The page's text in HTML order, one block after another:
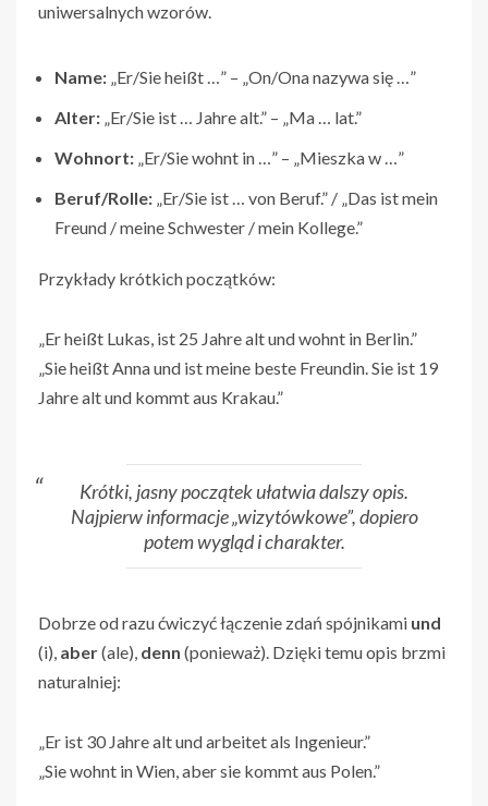
uniwersalnych wzorów.
Name: „Er/Sie heißt …” – „On/Ona nazywa się …”
Alter: „Er/Sie ist … Jahre alt.” – „Ma … lat.”
Wohnort: „Er/Sie wohnt in …” – „Mieszka w …”
Beruf/Rolle: „Er/Sie ist … von Beruf.” / „Das ist mein
Freund / meine Schwester / mein Kollege.”
Przykłady krótkich początków:
„Er heißt Lukas, ist 25 Jahre alt und wohnt in Berlin.”
„Sie heißt Anna und ist meine beste Freundin. Sie ist 19
Jahre alt und kommt aus Krakau.”
Krótki, jasny początek ułatwia dalszy opis.
Najpierw informacje „wizytówkowe”, dopiero
potem wygląd i charakter.
Dobrze od razu ćwiczyć łączenie zdań spójnikami und
(i), aber(ale), denn (ponieważ). Dzięki temu opis brzmi
naturalniej:
„Er ist 30 Jahre alt und arbeitet als Ingenieur.”
„Sie wohnt in Wien, aber sie kommt aus Polen.”